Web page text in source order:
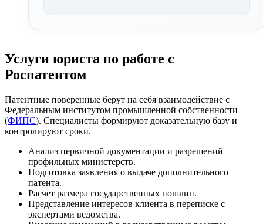
Услуги юриста по работе с
Роспатентом
Патентные поверенные берут на себя взаимодействие с
Федеральным институтом промышленной собственности
(ФИПС). Специалисты формируют доказательную базу и
контролируют сроки.
Анализ первичной документации и разрешений
профильных министерств.
Подготовка заявления о выдаче дополнительного
патента.
Расчет размера государственных пошлин.
Представление интересов клиента в переписке с
экспертами ведомства.